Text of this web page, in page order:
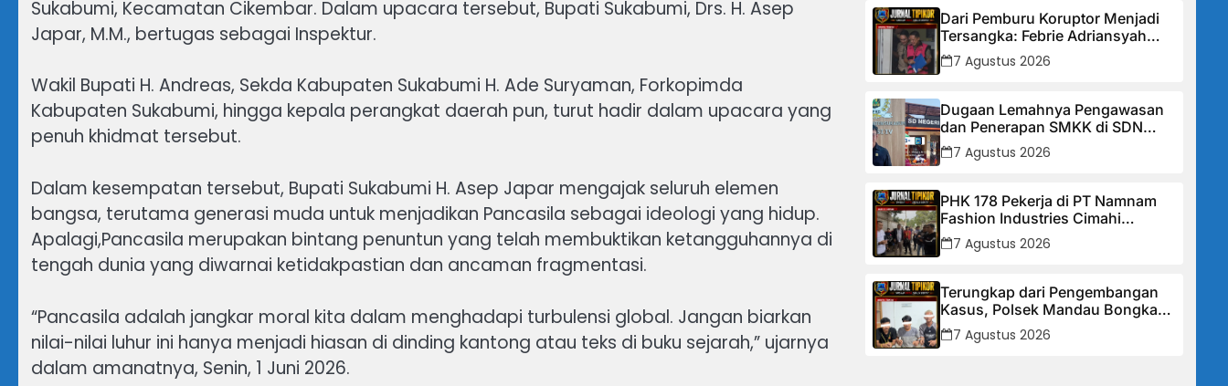
Sukabumi, Kecamatan Cikembar. Dalam upacara tersebut, Bupati Sukabumi, Drs. H. Asep
Japar, M.M., bertugas sebagai Inspektur.
Wakil Bupati H. Andreas, Sekda Kabupaten Sukabumi H. Ade Suryaman, Forkopimda
Kabupaten Sukabumi, hingga kepala perangkat daerah pun, turut hadir dalam upacara yang
penuh khidmat tersebut.
Dalam kesempatan tersebut, Bupati Sukabumi H. Asep Japar mengajak seluruh elemen
bangsa, terutama generasi muda untuk menjadikan Pancasila sebagai ideologi yang hidup.
Apalagi,Pancasila merupakan bintang penuntun yang telah membuktikan ketangguhannya di
tengah dunia yang diwarnai ketidakpastian dan ancaman fragmentasi.
“Pancasila adalah jangkar moral kita dalam menghadapi turbulensi global. Jangan biarkan
nilai-nilai luhur ini hanya menjadi hiasan di dinding kantong atau teks di buku sejarah,” ujarnya
dalam amanatnya, Senin, 1 Juni 2026.
Dari Pemburu Koruptor Menjadi
Tersangka: Febrie Adriansyah
Tiba di Kejagung Berborgol, Bawa
Map Biru dan Senyum Penuh
7 Agustus 2026
Dugaan Lemahnya Pengawasan
dan Penerapan SMKK di SDN
Manggis, Ketua Komisi IV “Kami
Tidak Akan Segan Menindak”
7 Agustus 2026
PHK 178 Pekerja di PT Namnam
Fashion Industries Cimahi
Dipertanyakan: Perusahaan Klaim
Rugi, Laporan Keuangan Justru
7 Agustus 2026
Terungkap dari Pengembangan
Kasus, Polsek Mandau Bongkar
Peredaran Sabu dan Ekstasi di Air
Jamban, Tiga Pelaku Diamankan
7 Agustus 2026